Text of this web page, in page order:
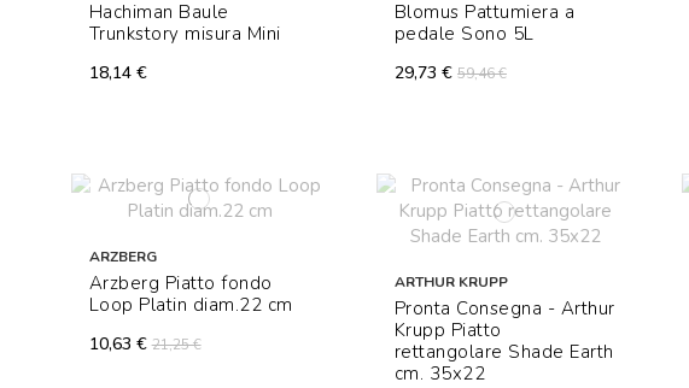
Hachiman Baule
Trunkstory misura Mini
18,14 €
Blomus Pattumiera a
pedale Sono 5L
29,73 € 59,46 €
ARZBERG
Arzberg Piatto fondo
Loop Platin diam.22 cm
10,63 €21,25 €
ARTHUR KRUPP
Pronta Consegna - Arthur
Krupp Piatto
rettangolare Shade Earth
cm. 35x22